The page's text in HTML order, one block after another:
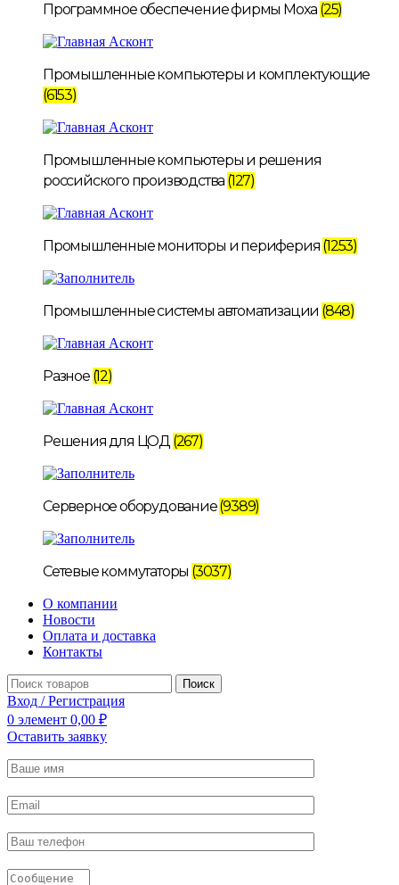
Программное обеспечение фирмы Moxa (25)
Промышленные компьютеры и комплектующие
(6153)
Промышленные компьютеры и решения
российского производства (127)
Промышленные мониторы и периферия (1253)
Промышленные системы автоматизации (848)
Разное (12)
Решения для ЦОД (267)
Серверное оборудование(9389)
Сетевые коммутаторы (3037)
О компании
Новости
Оплата и доставка
Контакты
Поиск
Вход / Регистрация
0 элемент 0,00 ₽
Оставить заявку